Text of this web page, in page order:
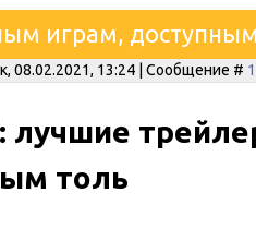
играм, доступным
08.02.2021, 13:24 | Сообщение # 1
лучшие
толь